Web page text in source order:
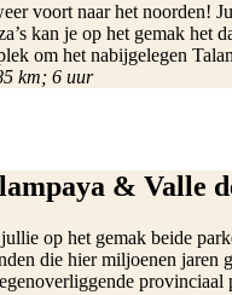
voort naar het noorden!
kan je op het gemak het
om het nabijgelegen
km; 6 uur
& Valle
op het gemak beide
die hier miljoenen jaren
provinciaal